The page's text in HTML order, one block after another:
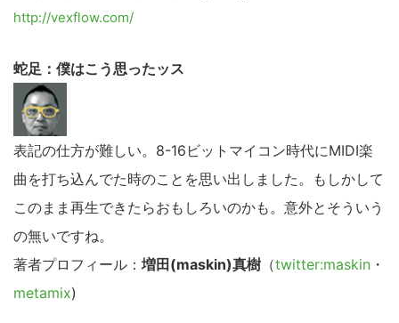
http://vexflow.com/
蛇足：僕はこう思ったッス
表記の仕方が難しい。8-16ビットマイコン時代にMIDI楽
曲を打ち込んでた時のことを思い出しました。もしかして
このまま再生できたらおもしろいのかも。意外とそういう
の無いですね。
著者プロフィール： 増田(maskin)真樹 （twitter:maskin ・
metamix)